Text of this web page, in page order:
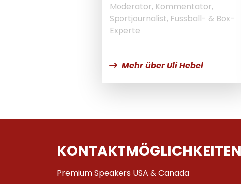
Moderator, Kommentator,
Sportjournalist, Fussball- & Box-
Experte
Mehr über Uli Hebel
KONTAKTMÖGLICHKEITEN
Premium Speakers USA & Canada